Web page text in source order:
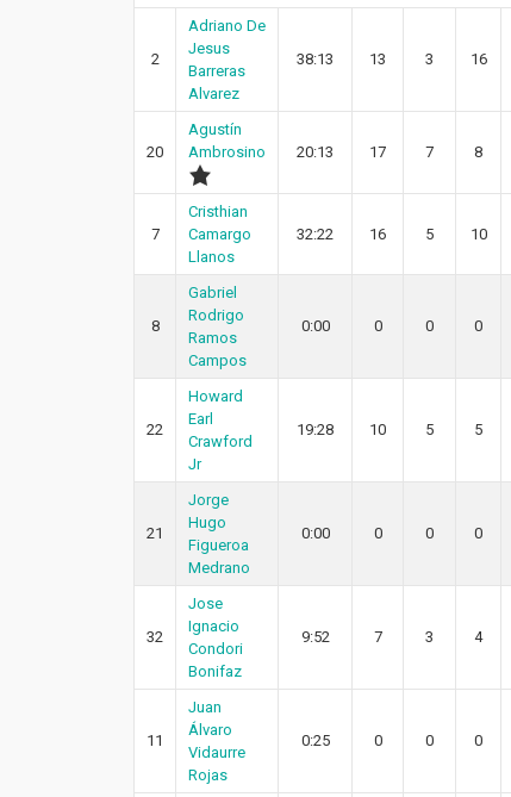
2
Adriano De
Jesus
Barreras
Alvarez
38:13 13 3 16
20
Agustín
Ambrosino
20:13 17 7 8
7
Cristhian
Camargo
Llanos
32:22 16 5 10
8
Gabriel
Rodrigo
Ramos
Campos
0:00 0 0 0
22
Howard
Earl
Crawford
Jr
19:28 10 5 5
21
Jorge
Hugo
Figueroa
Medrano
0:00 0 0 0
32
Jose
Ignacio
Condori
Bonifaz
9:52 7 3 4
11
Juan
Álvaro
Vidaurre
Rojas
0:25 0 0 0